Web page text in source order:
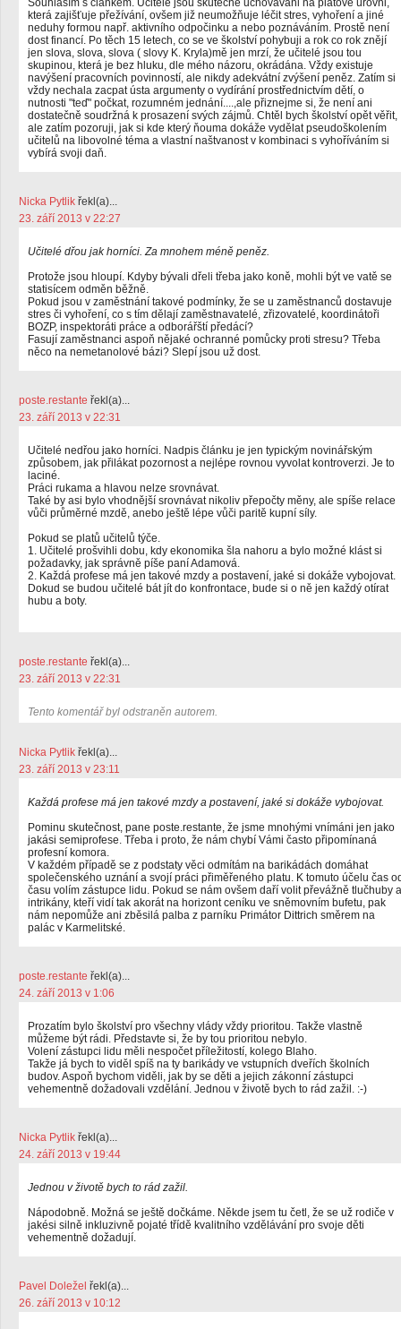
Souhlasím s článkem. Učitelé jsou skutečně uchováváni na platové úrovni,
která zajišťuje přežívání, ovšem již neumožňuje léčit stres, vyhoření a jiné
neduhy formou např. aktivního odpočinku a nebo poznáváním. Prostě není
dost financí. Po těch 15 letech, co se ve školství pohybuji a rok co rok znějí
jen slova, slova, slova ( slovy K. Kryla)mě jen mrzí, že učitelé jsou tou
skupinou, která je bez hluku, dle mého názoru, okrádána. Vždy existuje
navýšení pracovních povinností, ale nikdy adekvátní zvýšení peněz. Zatím si
vždy nechala zacpat ústa argumenty o vydírání prostřednictvím dětí, o
nutnosti "teď" počkat, rozumném jednání....,ale přiznejme si, že není ani
dostatečně soudržná k prosazení svých zájmů. Chtěl bych školství opět věřit,
ale zatím pozoruji, jak si kde který ňouma dokáže vydělat pseudoškolením
učitelů na libovolné téma a vlastní naštvanost v kombinaci s vyhoříváním si
vybírá svoji daň.
Nicka Pytlik řekl(a)...
23. září 2013 v 22:27
Učitelé dřou jak horníci. Za mnohem méně peněz.
Protože jsou hloupí. Kdyby bývali dřeli třeba jako koně, mohli být ve vatě se
statisícem odměn běžně.
Pokud jsou v zaměstnání takové podmínky, že se u zaměstnanců dostavuje
stres či vyhoření, co s tím dělají zaměstnavatelé, zřizovatelé, koordinátoři
BOZP, inspektoráti práce a odborářští předácí?
Fasují zaměstnanci aspoň nějaké ochranné pomůcky proti stresu? Třeba
něco na nemetanolové bázi? Slepí jsou už dost.
poste.restante řekl(a)...
23. září 2013 v 22:31
Učitelé nedřou jako horníci. Nadpis článku je jen typickým novinářským
způsobem, jak přilákat pozornost a nejlépe rovnou vyvolat kontroverzi. Je to
laciné.
Práci rukama a hlavou nelze srovnávat.
Také by asi bylo vhodnější srovnávat nikoliv přepočty měny, ale spíše relace
vůči průměrné mzdě, anebo ještě lépe vůči paritě kupní síly.
Pokud se platů učitelů týče.
1. Učitelé prošvihli dobu, kdy ekonomika šla nahoru a bylo možné klást si
požadavky, jak správně píše paní Adamová.
2. Každá profese má jen takové mzdy a postavení, jaké si dokáže vybojovat.
Dokud se budou učitelé bát jít do konfrontace, bude si o ně jen každý otírat
hubu a boty.
poste.restante řekl(a)...
23. září 2013 v 22:31
Tento komentář byl odstraněn autorem.
Nicka Pytlik řekl(a)...
23. září 2013 v 23:11
Každá profese má jen takové mzdy a postavení, jaké si dokáže vybojovat.
Pominu skutečnost, pane poste.restante, že jsme mnohými vnímáni jen jako
jakási semiprofese. Třeba i proto, že nám chybí Vámi často připomínaná
profesní komora.
V každém případě se z podstaty věci odmítám na barikádách domáhat
společenského uznání a svojí práci přiměřeného platu. K tomuto účelu čas
času volím zástupce lidu. Pokud se nám ovšem daří volit převážně tlučhuby a
intrikány, kteří vidí tak akorát na horizont ceníku ve sněmovním bufetu, pak
nám nepomůže ani zběsilá palba z parníku Primátor Dittrich směrem na
palác v Karmelitské.
poste.restante řekl(a)...
24. září 2013 v 1:06
Prozatím bylo školství pro všechny vlády vždy prioritou. Takže vlastně
můžeme být rádi. Představte si, že by tou prioritou nebylo.
Volení zástupci lidu měli nespočet příležitostí, kolego Blaho.
Takže já bych to viděl spíš na ty barikády ve vstupních dveřích školních
budov. Aspoň bychom viděli, jak by se děti a jejich zákonní zástupci
vehementně dožadovali vzdělání. Jednou v životě bych to rád zažil. :-)
Nicka Pytlik řekl(a)...
24. září 2013 v 19:44
Jednou v životě bych to rád zažil.
Nápodobně. Možná se ještě dočkáme. Někde jsem tu četl, že se už rodiče v
jakési silně inkluzivně pojaté třídě kvalitního vzdělávání pro svoje děti
vehementně dožadují.
Pavel Doležel řekl(a)...
26. září 2013 v 10:12